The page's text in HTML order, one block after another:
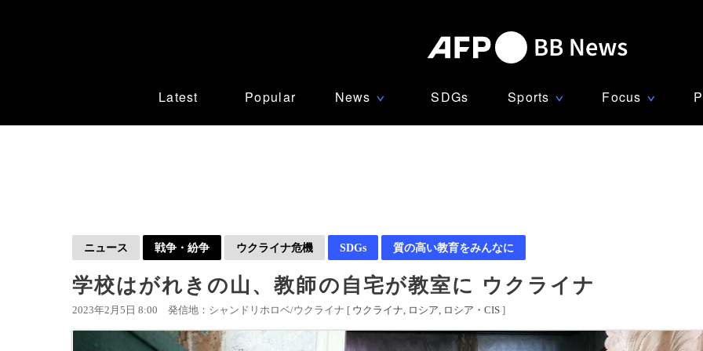
Latest Popular News ∨ SDGs Sports ∨ Focus ∨
ニュース 戦争・紛争 ウクライナ危機 SDGs 質の高い教育をみんなに
学校はがれきの山、教師の自宅が教室に ウクライナ
2023年2月5日 8:00 発信地：シャンドリホロベ/ウクライナ [ ウクライナ ロシア ロシア・CIS ]